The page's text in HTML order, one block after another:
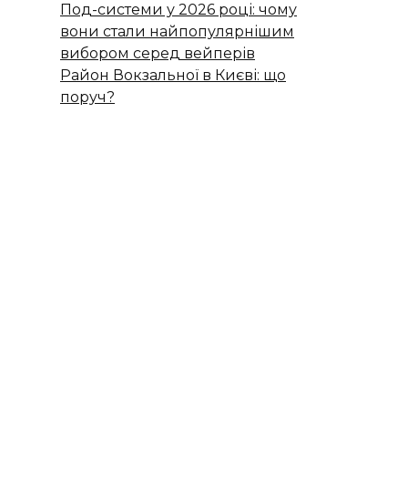
Под-системи у 2026 році: чому
вони стали найпопулярнішим
вибором серед вейперів
Район Вокзальної в Києві: що
поруч?